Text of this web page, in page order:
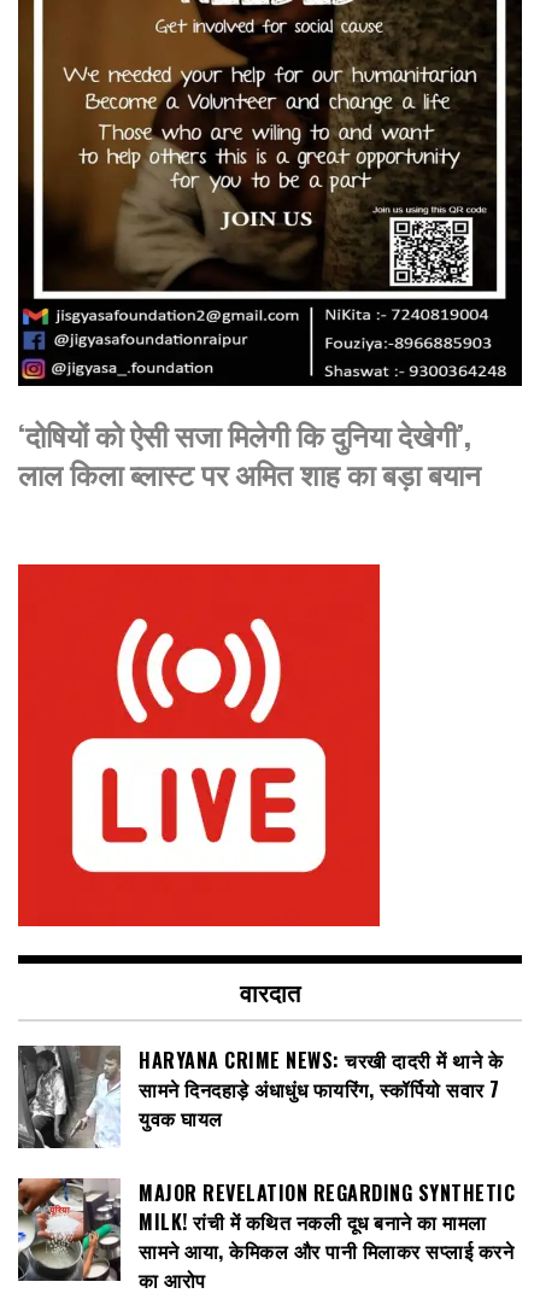
‘दोषियों को ऐसी सजा मिलेगी कि दुनिया देखेगी’,
लाल किला ब्लास्ट पर अमित शाह का बड़ा बयान
वारदात
HARYANA CRIME NEWS: चरखी दादरी में थाने के
सामने दिनदहाड़े अंधाधुंध फायरिंग, स्कॉर्पियो सवार 7
युवक घायल
MAJOR REVELATION REGARDING SYNTHETIC
MILK! रांची में कथित नकली दूध बनाने का मामला
सामने आया, केमिकल और पानी मिलाकर सप्लाई करने
का आरोप